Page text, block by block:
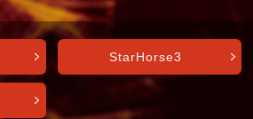
StarHorse3